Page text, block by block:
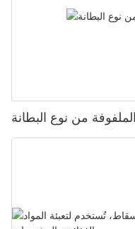
من نوع البطانة